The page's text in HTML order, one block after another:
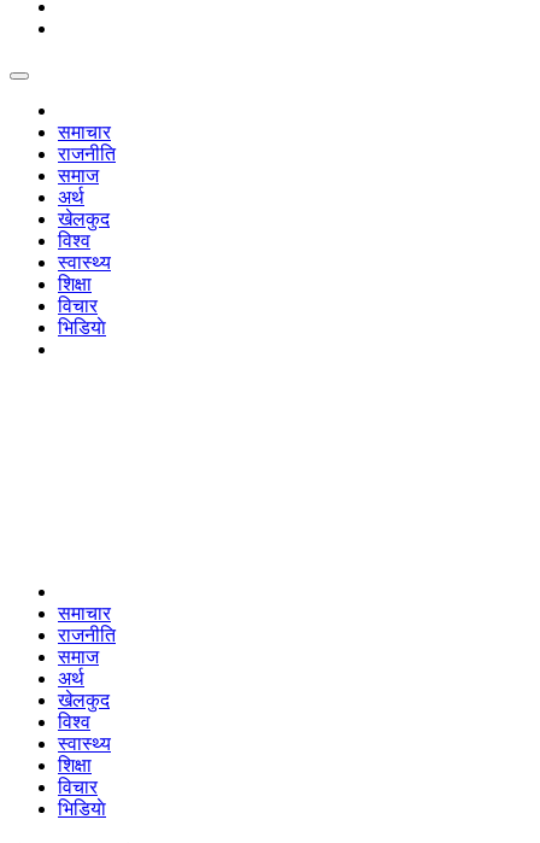
समाचार
राजनीति
समाज
अर्थ
खेलकुद
विश्व
स्वास्थ्य
शिक्षा
विचार
भिडियाे
समाचार
राजनीति
समाज
अर्थ
खेलकुद
विश्व
स्वास्थ्य
शिक्षा
विचार
भिडियाे